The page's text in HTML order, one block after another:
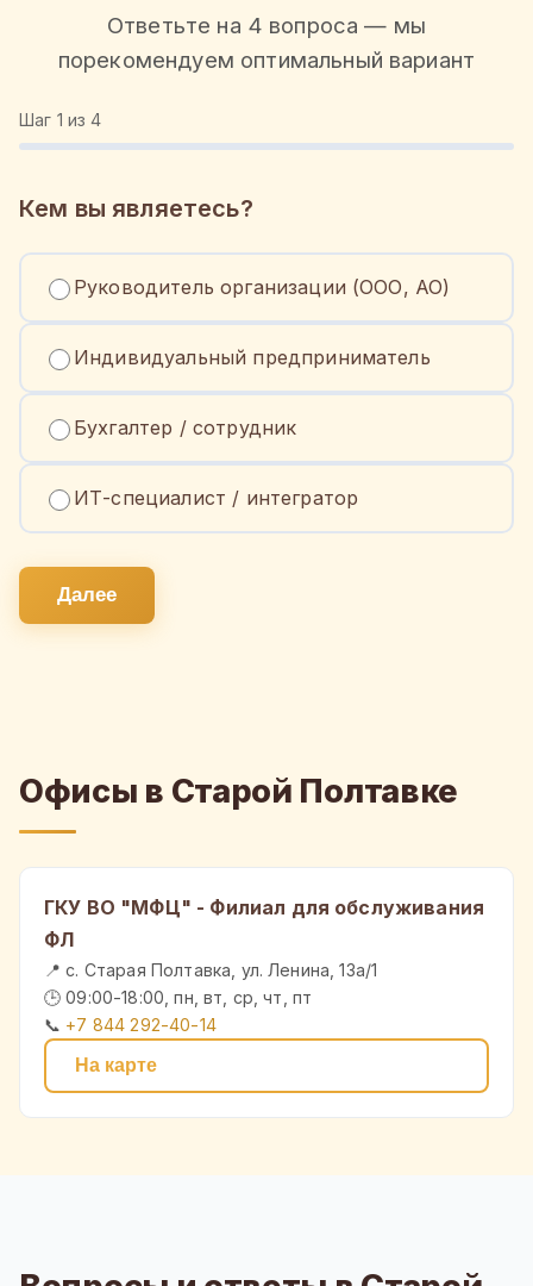
Ответьте на 4 вопроса — мы
порекомендуем оптимальный вариант
Шаг 1 из 4
Кем вы являетесь?
Руководитель организации (ООО, АО)
Индивидуальный предприниматель
Бухгалтер / сотрудник
ИТ-специалист / интегратор
Далее
Офисы в Старой Полтавке
ГКУ ВО "МФЦ" - Филиал для обслуживания
ФЛ
📍 с. Старая Полтавка, ул. Ленина, 13а/1
🕒 09:00-18:00, пн, вт, ср, чт, пт
📞 +7 844 292-40-14
На карте